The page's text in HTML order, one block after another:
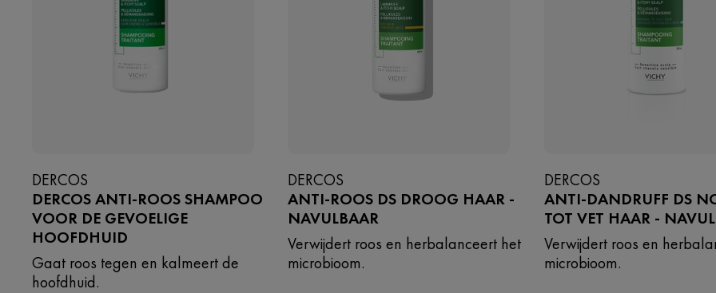
DERCOS
DERCOS ANTI-ROOS SHAMPOO
VOOR DE GEVOELIGE
HOOFDHUID
Gaat roos tegen en kalmeert de
hoofdhuid.
DERCOS
ANTI-ROOS DS DROOG HAAR -
NAVULBAAR
Verwijdert roos en herbalanceert het
microbioom.
DERCOS
ANTI-DANDRUFF DS
TOT VET HAAR -
Verwijdert roos en
microbioom.